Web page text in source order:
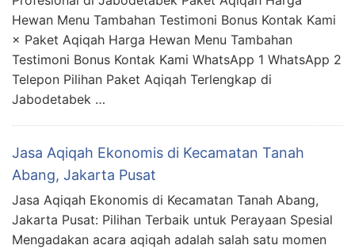
Hewan Menu Tambahan Testimoni Bonus Kontak Kami
× Paket Aqiqah Harga Hewan Menu Tambahan
Testimoni Bonus Kontak Kami WhatsApp 1 WhatsApp 2
Telepon Pilihan Paket Aqiqah Terlengkap di
Jabodetabek …
Jasa Aqiqah Ekonomis di Kecamatan Tanah
Abang, Jakarta Pusat
Jasa Aqiqah Ekonomis di Kecamatan Tanah Abang,
Jakarta Pusat: Pilihan Terbaik untuk Perayaan Spesial
Mengadakan acara aqiqah adalah salah satu momen